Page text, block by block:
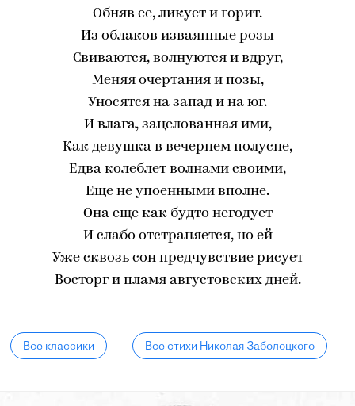
Обняв ее, ликует и горит.
Из облаков изваянные розы
Свиваются, волнуются и вдруг,
Меняя очертания и позы,
Уносятся на запад и на юг.
И влага, зацелованная ими,
Как девушка в вечернем полусне,
Едва колеблет волнами своими,
Еще не упоенными вполне.
Она еще как будто негодует
И слабо отстраняется, но ей
Уже сквозь сон предчувствие рисует
Восторг и пламя августовских дней.
Все классики Все стихи Николая Заболоцкого